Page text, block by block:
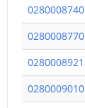
0280008740
0280008770
0280008921
0280009010